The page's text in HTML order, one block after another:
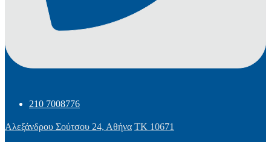
210 7008776
Αλεξάνδρου Σούτσου 24, Αθήνα ΤΚ 10671